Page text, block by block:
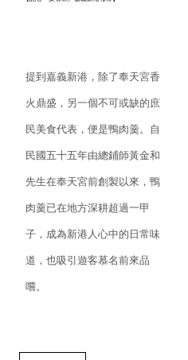
提到嘉義新港，除了奉天宮香
火鼎盛， 另一個不可或缺的庶
民美食代表，便是鴨肉羹。 自
民國五十五年由總鋪師黃金和
先生在奉天宮前創製以來， 鴨
肉羹已在地方深耕超過一甲
子，成為新港人心中的日常味
道， 也吸引遊客慕名前來品
嚐。